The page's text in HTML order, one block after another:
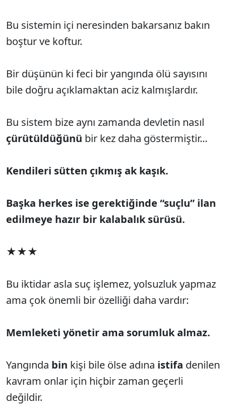
Bu sistemin içi neresinden bakarsanız bakın
boştur ve koftur.
Bir düşünün ki feci bir yangında ölü sayısını
bile doğru açıklamaktan aciz kalmışlardır.
Bu sistem bize aynı zamanda devletin nasıl
çürütüldüğünü bir kez daha göstermiştir...
Kendileri sütten çıkmış ak kaşık.
Başka herkes ise gerektiğinde “suçlu” ilan
edilmeye hazır bir kalabalık sürüsü.
★★★
Bu iktidar asla suç işlemez, yolsuzluk yapmaz
ama çok önemli bir özelliği daha vardır:
Memleketi yönetir ama sorumluk almaz.
Yangında bin kişi bile ölse adına istifa denilen
kavram onlar için hiçbir zaman geçerli
değildir.